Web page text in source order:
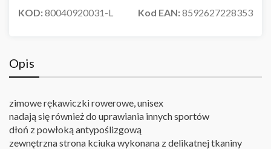
KOD:80040920031-L Kod EAN:8592627228353
Opis
zimowe rękawiczki rowerowe, unisex
nadają się również do uprawiania innych sportów
dłoń z powłoką antypoślizgową
zewnętrzna strona kciuka wykonana z delikatnej tkaniny